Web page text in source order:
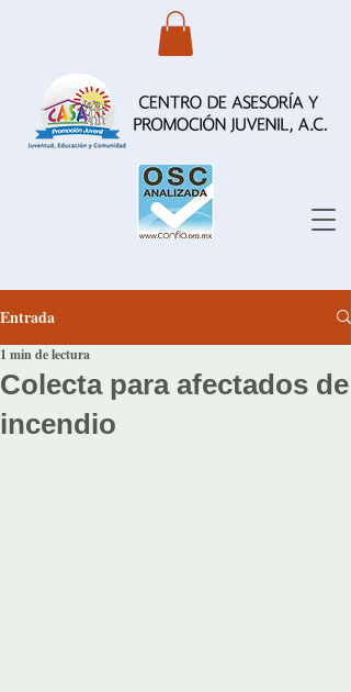
Entrada
Colecta para afectados de
incendio
1 min de lectura